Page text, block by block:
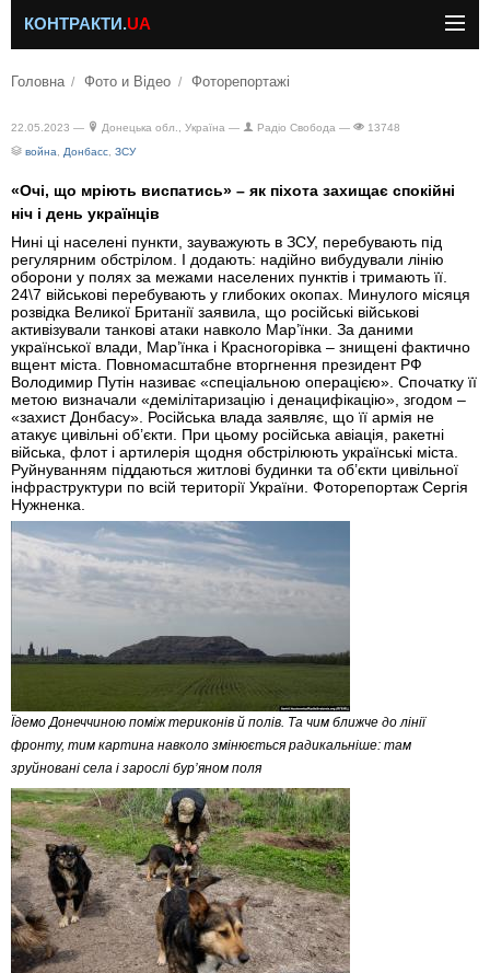
КОНТРАКТИ.UA
Головна Фото и Відео Фоторепортажі
22.05.2023 — Донецька обл., Україна — Радіо Свобода —
13748
война
Донбасс ЗСУ
«Очі, що мріють виспатись» – як піхота захищає спокійні
ніч і день українців
Нині ці населені пункти, зауважують в ЗСУ, перебувають під
регулярним обстрілом. І додають: надійно вибудували лінію
оборони у полях за межами населених пунктів і тримають її.
24\7 військові перебувають у глибоких окопах. Минулого місяця
розвідка Великої Британії заявила, що російські військові
активізували танкові атаки навколо Мар’їнки. За даними
української влади, Мар’їнка і Красногорівка – знищені фактично
вщент міста. Повномасштабне вторгнення президент РФ
Володимир Путін називає «спеціальною операцією». Спочатку її
метою визначали «демілітаризацію і денацифікацію», згодом –
«захист Донбасу». Російська влада заявляє, що її армія не
атакує цивільні об’єкти. При цьому російська авіація, ракетні
війська, флот і артилерія щодня обстрілюють українські міста.
Руйнуванням піддаються житлові будинки та об’єкти цивільної
інфраструктури по всій території України. Фоторепортаж Сергія
Нужненка.
Їдемо Донеччиною поміж териконів й полів. Та чим ближче до лінії
фронту, тим картина навколо змінюється радикальніше: там
зруйновані села і зарослі бур’яном поля